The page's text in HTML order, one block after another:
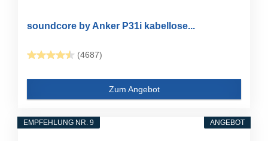
soundcore by Anker P31i kabellose...
(4687)
Zum Angebot
ANGEBOT
EMPFEHLUNG NR. 9